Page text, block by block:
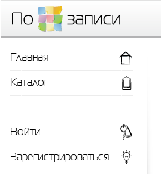
Главная
Каталог
Войти
Зарегистрироваться